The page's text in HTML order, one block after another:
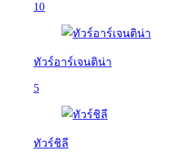
10
ทัวร์อาร์เจนติน่า
5
ทัวร์ชิลี